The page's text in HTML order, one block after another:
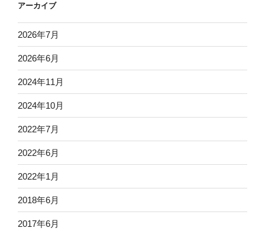
アーカイブ
2026年7月
2026年6月
2024年11月
2024年10月
2022年7月
2022年6月
2022年1月
2018年6月
2017年6月